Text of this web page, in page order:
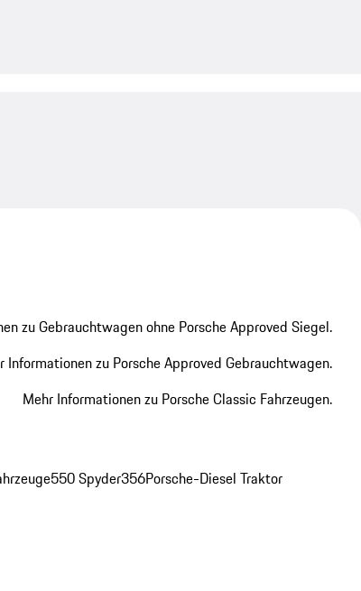
zu Gebrauchtwagen ohne Porsche Approved Siegel.
Informationen zu Porsche Approved Gebrauchtwagen.
Mehr Informationen zu Porsche Classic Fahrzeugen.
550 Spyder356Porsche-Diesel Traktor